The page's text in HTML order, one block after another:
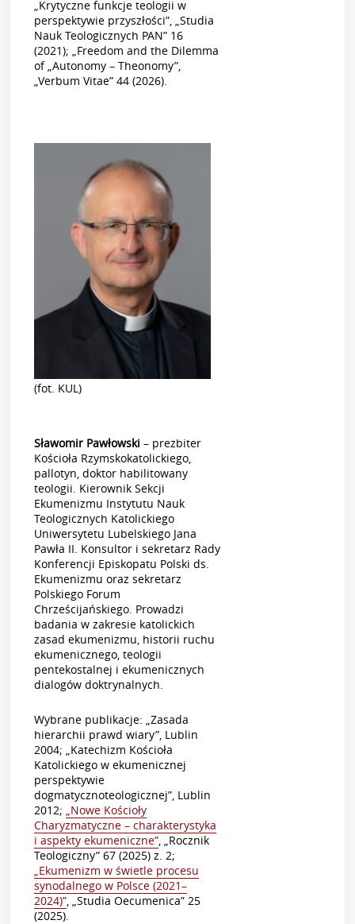
„Krytyczne funkcje teologii w
perspektywie przyszłości”, „Studia
Nauk Teologicznych PAN” 16
(2021); „Freedom and the Dilemma
of „Autonomy – Theonomy”,
„Verbum Vitae” 44 (2026).
(fot. KUL)
Sławomir Pawłowski – prezbiter
Kościoła Rzymskokatolickiego,
pallotyn, doktor habilitowany
teologii. Kierownik Sekcji
Ekumenizmu Instytutu Nauk
Teologicznych Katolickiego
Uniwersytetu Lubelskiego Jana
Pawła II. Konsultor i sekretarz Rady
Konferencji Episkopatu Polski ds.
Ekumenizmu oraz sekretarz
Polskiego Forum
Chrześcijańskiego. Prowadzi
badania w zakresie katolickich
zasad ekumenizmu, historii ruchu
ekumenicznego, teologii
pentekostalnej i ekumenicznych
dialogów doktrynalnych.
Wybrane publikacje: „Zasada
hierarchii prawd wiary”, Lublin
2004; „Katechizm Kościoła
Katolickiego w ekumenicznej
perspektywie
dogmatycznoteologicznej”, Lublin
2012;„Nowe Kościoły
Charyzmatyczne – charakterystyka
i aspekty ekumeniczne”, „Rocznik
Teologiczny” 67 (2025) z. 2;
„Ekumenizm w świetle procesu
synodalnego w Polsce (2021–
2024)”, „Studia Oecumenica” 25
(2025).